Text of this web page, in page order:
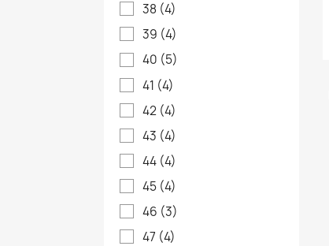
38 (4)
39 (4)
40 (5)
41 (4)
42 (4)
43 (4)
44 (4)
45 (4)
46 (3)
47 (4)